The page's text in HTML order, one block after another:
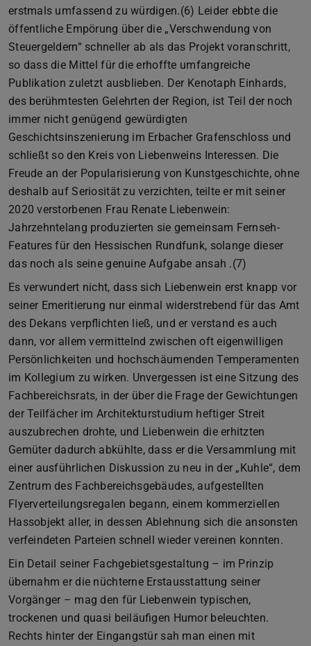
erstmals umfassend zu würdigen.(6) Leider ebbte die
öffentliche Empörung über die „Verschwendung von
Steuergeldern“ schneller ab als das Projekt voranschritt,
so dass die Mittel für die erhoffte umfangreiche
Publikation zuletzt ausblieben. Der Kenotaph Einhards,
des berühmtesten Gelehrten der Region, ist Teil der noch
immer nicht genügend gewürdigten
Geschichtsinszenierung im Erbacher Grafenschloss und
schließt so den Kreis von Liebenweins Interessen. Die
Freude an der Popularisierung von Kunstgeschichte, ohne
deshalb auf Seriosität zu verzichten, teilte er mit seiner
2020 verstorbenen Frau Renate Liebenwein:
Jahrzehntelang produzierten sie gemeinsam Fernseh-
Features für den Hessischen Rundfunk, solange dieser
das noch als seine genuine Aufgabe ansah .(7)
Es verwundert nicht, dass sich Liebenwein erst knapp vor
seiner Emeritierung nur einmal widerstrebend für das Amt
des Dekans verpflichten ließ, und er verstand es auch
dann, vor allem vermittelnd zwischen oft eigenwilligen
Persönlichkeiten und hochschäumenden Temperamenten
im Kollegium zu wirken. Unvergessen ist eine Sitzung des
Fachbereichsrats, in der über die Frage der Gewichtungen
der Teilfächer im Architekturstudium heftiger Streit
auszubrechen drohte, und Liebenwein die erhitzten
Gemüter dadurch abkühlte, dass er die Versammlung mit
einer ausführlichen Diskussion zu neu in der „Kuhle“, dem
Zentrum des Fachbereichsgebäudes, aufgestellten
Flyerverteilungsregalen begann, einem kommerziellen
Hassobjekt aller, in dessen Ablehnung sich die ansonsten
verfeindeten Parteien schnell wieder vereinen konnten.
Ein Detail seiner Fachgebietsgestaltung – im Prinzip
übernahm er die nüchterne Erstausstattung seiner
Vorgänger – mag den für Liebenwein typischen,
trockenen und quasi beiläufigen Humor beleuchten.
Rechts hinter der Eingangstür sah man einen mit